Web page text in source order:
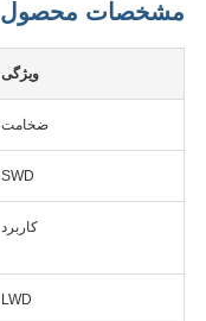
مشخصات محصول
ویژگی
ضخامت
SWD
کاربرد
LWD